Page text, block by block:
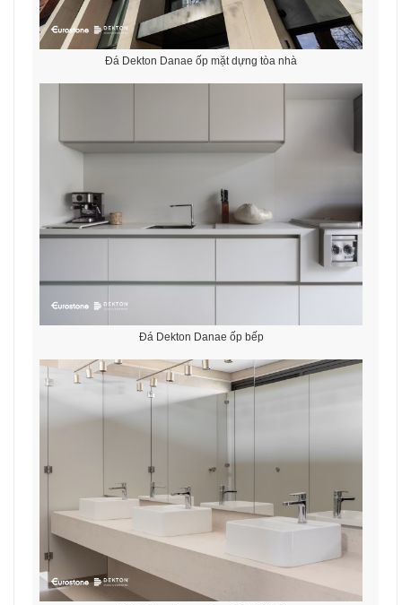
Đá Dekton Danae ốp mặt dựng tòa nhà
Đá Dekton Danae ốp bếp